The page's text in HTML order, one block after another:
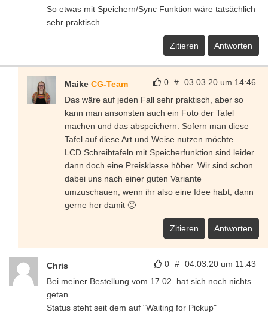
So etwas mit Speichern/Sync Funktion wäre tatsächlich
sehr praktisch
Zitieren Antworten
0 # 03.03.20 um 14:46
Maike CG-Team
Das wäre auf jeden Fall sehr praktisch, aber so
kann man ansonsten auch ein Foto der Tafel
machen und das abspeichern. Sofern man diese
Tafel auf diese Art und Weise nutzen möchte.
LCD Schreibtafeln mit Speicherfunktion sind leider
dann doch eine Preisklasse höher. Wir sind schon
dabei uns nach einer guten Variante
umzuschauen, wenn ihr also eine Idee habt, dann
gerne her damit 🙂
Zitieren Antworten
0 # 04.03.20 um 11:43
Chris
Bei meiner Bestellung vom 17.02. hat sich noch nichts
getan.
Status steht seit dem auf "Waiting for Pickup"